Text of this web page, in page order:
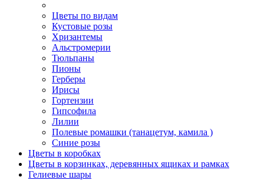
Цветы по видам
Кустовые розы
Хризантемы
Альстромерии
Тюльпаны
Пионы
Герберы
Ирисы
Гортензии
Гипсофила
Лилии
Полевые ромашки (танацетум, камила )
Синие розы
Цветы в коробках
Цветы в корзинках, деревянных ящиках и рамках
Гелиевые шары